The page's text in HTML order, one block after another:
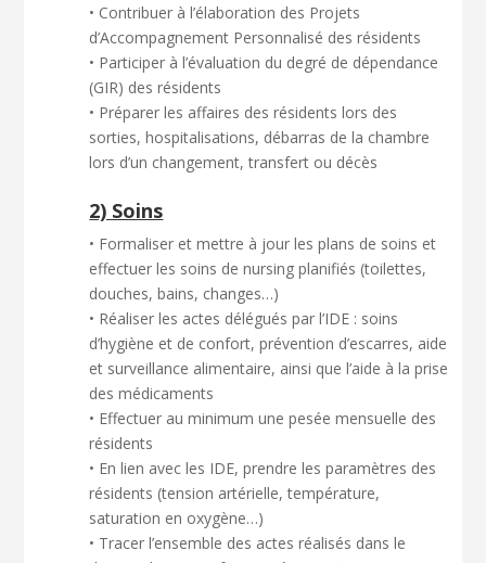
• Contribuer à l’élaboration des Projets
d’Accompagnement Personnalisé des résidents
• Participer à l’évaluation du degré de dépendance
(GIR) des résidents
• Préparer les affaires des résidents lors des
sorties, hospitalisations, débarras de la chambre
lors d’un changement, transfert ou décès
2) Soins
• Formaliser et mettre à jour les plans de soins et
effectuer les soins de nursing planifiés (toilettes,
douches, bains, changes…)
• Réaliser les actes délégués par l’IDE : soins
d’hygiène et de confort, prévention d’escarres, aide
et surveillance alimentaire, ainsi que l’aide à la prise
des médicaments
• Effectuer au minimum une pesée mensuelle des
résidents
• En lien avec les IDE, prendre les paramètres des
résidents (tension artérielle, température,
saturation en oxygène…)
• Tracer l’ensemble des actes réalisés dans le